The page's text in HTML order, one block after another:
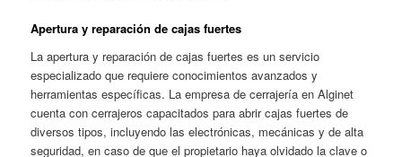
Apertura y reparación de cajas fuertes
La apertura y reparación de cajas fuertes es un servicio
especializado que requiere conocimientos avanzados y
herramientas específicas. La empresa de cerrajería en Alginet
cuenta con cerrajeros capacitados para abrir cajas fuertes de
diversos tipos, incluyendo las electrónicas, mecánicas y de alta
seguridad, en caso de que el propietario haya olvidado la clave o